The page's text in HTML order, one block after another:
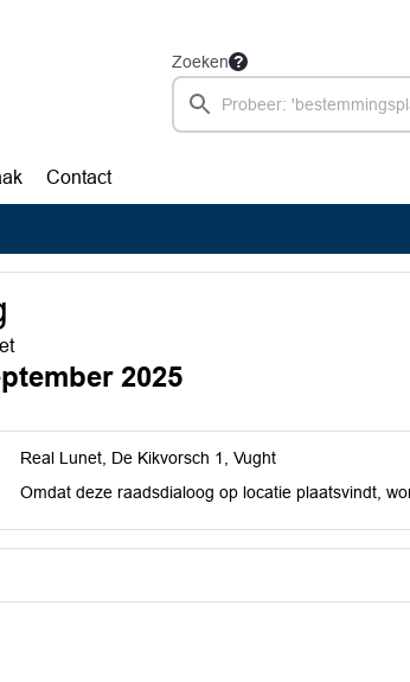
Zoeken
Contact
2025
Real Lunet, De Kikvorsch 1, Vught
Omdat deze raadsdialoog op locatie plaatsvindt,